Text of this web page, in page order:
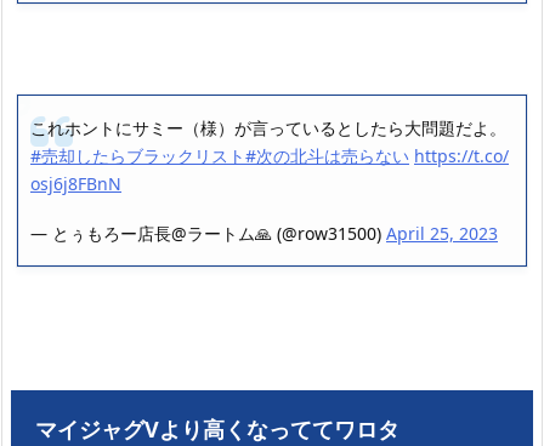
これホントにサミー（様）が言っているとしたら大問題だよ。
#売却したらブラックリスト#次の北斗は売らない https://t.co/
osj6j8FBnN
— とぅもろー店長@ラートム🙏 (@row31500) April 25, 2023
マイジャグVより高くなっててワロタ